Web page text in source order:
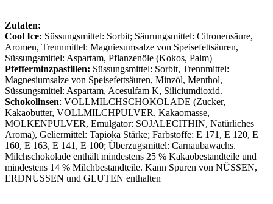
Zutaten:
Cool Ice: Süssungsmittel: Sorbit; Säurungsmittel: Citronensäure,
Aromen, Trennmittel: Magniesumsalze von Speisefettsäuren,
Süssungsmittel: Aspartam, Pflanzenöle (Kokos, Palm)
Pfefferminzpastillen: Süssungsmittel: Sorbit, Trennmittel:
Magnesiumsalze von Speisefettsäuren, Minzöl, Menthol,
Süssungsmittel: Aspartam, Acesulfam K, Siliciumdioxid.
Schokolinsen: VOLLMILCHSCHOKOLADE (Zucker,
Kakaobutter, VOLLMILCHPULVER, Kakaomasse,
MOLKENPULVER, Emulgator: SOJALECITHIN, Natürliches
Aroma), Geliermittel: Tapioka Stärke; Farbstoffe: E 171, E 120, E
160, E 163, E 141, E 100; Überzugsmittel: Carnaubawachs.
Milchschokolade enthält mindestens 25 % Kakaobestandteile und
mindestens 14 % Milchbestandteile. Kann Spuren von NÜSSEN,
ERDNÜSSEN und GLUTEN enthalten